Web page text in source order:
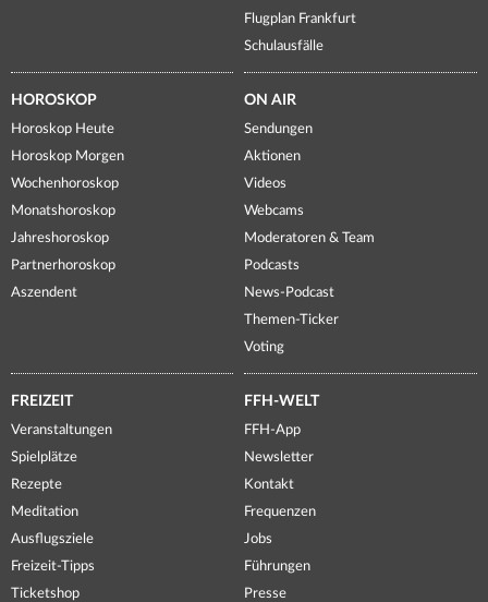
Flugplan Frankfurt
Schulausfälle
HOROSKOP
Horoskop Heute
Horoskop Morgen
Wochenhoroskop
Monatshoroskop
Jahreshoroskop
Partnerhoroskop
Aszendent
ON AIR
Sendungen
Aktionen
Videos
Webcams
Moderatoren & Team
Podcasts
News-Podcast
Themen-Ticker
Voting
FREIZEIT
Veranstaltungen
Spielplätze
Rezepte
Meditation
Ausflugsziele
Freizeit-Tipps
Ticketshop
FFH-WELT
FFH-App
Newsletter
Kontakt
Frequenzen
Jobs
Führungen
Presse